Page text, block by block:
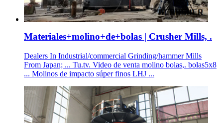
Materiales+molino+de+bolas | Crusher Mills, .
Dealers In Industrial/commercial Grinding/hammer Mills
From Japan; ... Tu.tv. Video de venta molino bolas,. bolas5x8
... Molinos de impacto súper finos LHJ ...